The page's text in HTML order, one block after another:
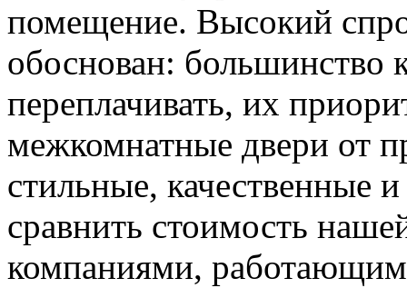
помещение. Высокий
обоснован: большинство
переплачивать, их
межкомнатные двери от
стильные, качественные
сравнить стоимость
компаниями,